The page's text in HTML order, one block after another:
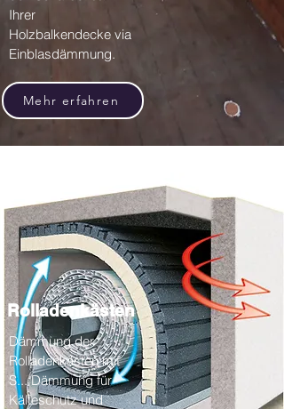
Ihrer
Holzbalkendecke via
Einblasdämmung.
Mehr erfahren
Rolladenkästen
Dämmung der
Rolladenkästen mit
S... Dämmung für
Kälteschutz und